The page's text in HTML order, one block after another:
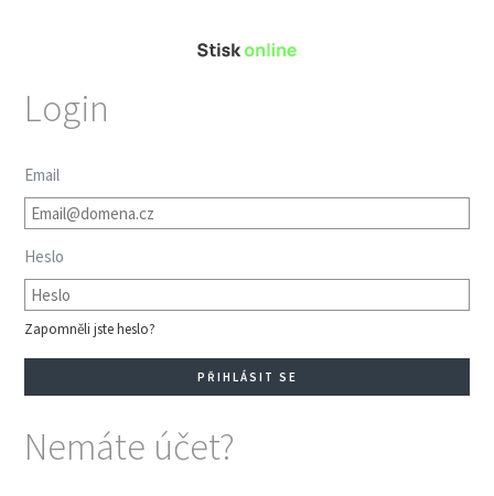
Login
Email
Heslo
Zapomněli jste heslo?
Nemáte účet?